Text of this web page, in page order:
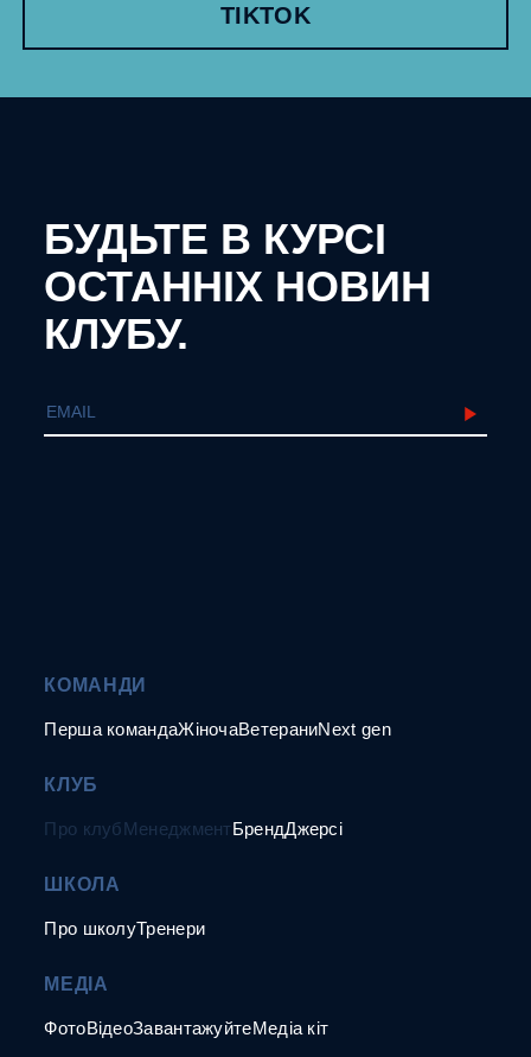
TIKTOK
БУДЬТЕ В КУРСІ
ОСТАННІХ НОВИН
КЛУБУ.
КОМАНДИ
Перша командаЖіночаВетераниNext gen
КЛУБ
Про клубМенеджментБрендДжерсі
ШКОЛА
Про школуТренери
МЕДІА
ФотоВідеоЗавантажуйтеМедіа кіт